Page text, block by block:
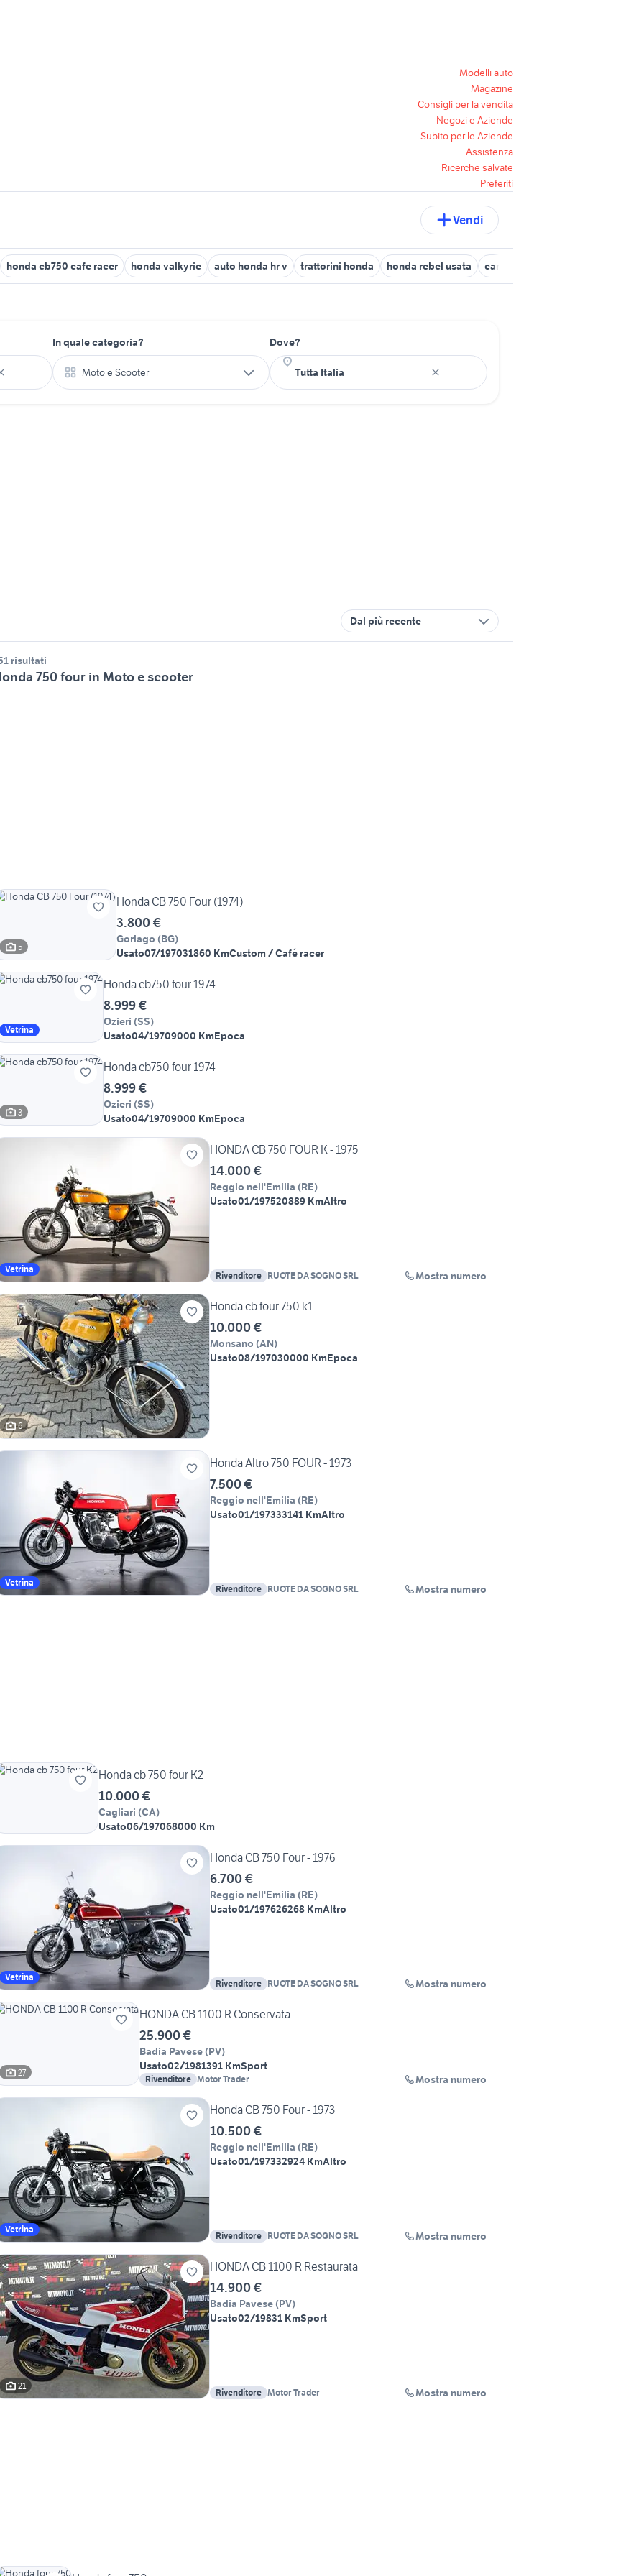
Modelli auto
Magazine
Consigli per la vendita
Negozi e Aziende
Subito per le Aziende
Assistenza
Ricerche salvate
Preferiti
Vendi
honda cb750 cafe racer honda valkyrie auto honda hr v trattorini honda honda rebel usata carrello 750 kg accessori auto
In quale categoria?
Moto e Scooter
Dove?
Dal più recente
risultati
750 four in Moto e scooter
5
Honda CB 750 Four (1974)
3.800 €
Gorlago (BG)
Usato07/197031860 KmCustom / Café racer
Vetrina
Honda cb750 four 1974
8.999 €
Ozieri (SS)
Usato04/19709000 KmEpoca
3
Honda cb750 four 1974
8.999 €
Ozieri (SS)
Usato04/19709000 KmEpoca
Vetrina
HONDA CB 750 FOUR K - 1975
14.000 €
Reggio nell'Emilia (RE)
Usato01/197520889 KmAltro
Rivenditore RUOTE DA SOGNO SRL Mostra numero
6
Honda cb four 750 k1
10.000 €
Monsano (AN)
Usato08/197030000 KmEpoca
Vetrina
Honda Altro 750 FOUR - 1973
7.500 €
Reggio nell'Emilia (RE)
Usato01/197333141 KmAltro
Rivenditore RUOTE DA SOGNO SRL Mostra numero
Honda cb 750 four K2
10.000 €
Cagliari (CA)
Usato06/197068000 Km
Vetrina
Honda CB 750 Four - 1976
6.700 €
Reggio nell'Emilia (RE)
Usato01/197626268 KmAltro
Rivenditore RUOTE DA SOGNO SRL Mostra numero
27
HONDA CB 1100 R Conservata
25.900 €
Badia Pavese (PV)
Usato02/1981391 KmSport
Rivenditore Motor Trader Mostra numero
Vetrina
Honda CB 750 Four - 1973
10.500 €
Reggio nell'Emilia (RE)
Usato01/197332924 KmAltro
Rivenditore RUOTE DA SOGNO SRL Mostra numero
21
HONDA CB 1100 R Restaurata
14.900 €
Badia Pavese (PV)
Usato02/19831 KmSport
Rivenditore Motor Trader Mostra numero